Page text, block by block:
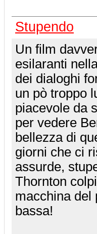
Stupendo
Un film
esilaranti
dei dialoghi
un pò troppo
piacevole da
per vedere
bellezza di
giorni che ci
assurde,
Thornton
macchina del
bassa!